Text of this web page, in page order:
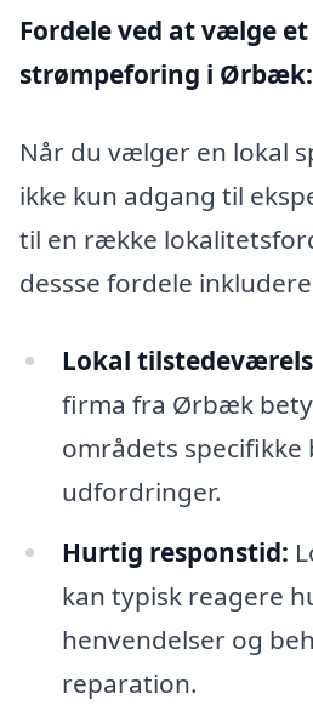
Fordele ved at vælge
strømpeforing i Ørbæk:
Når du vælger en lokal
ikke kun adgang til
til en række
dessse fordele
Lokal
firma fra Ørbæk
områdets specifikke
udfordringer.
Hurtig responstid:
kan typisk reagere
henvendelser og
reparation.